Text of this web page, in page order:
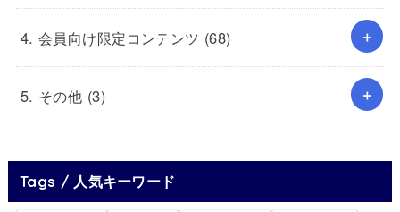
4. 会員向け限定コンテンツ (68)
5. その他 (3)
Tags / 人気キーワード